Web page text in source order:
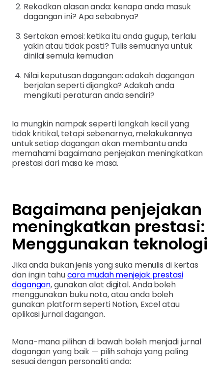
Rekodkan alasan anda: kenapa anda masuk
dagangan ini? Apa sebabnya?
Sertakan emosi: ketika itu anda gugup, terlalu
yakin atau tidak pasti? Tulis semuanya untuk
dinilai semula kemudian
Nilai keputusan dagangan: adakah dagangan
berjalan seperti dijangka? Adakah anda
mengikuti peraturan anda sendiri?
Ia mungkin nampak seperti langkah kecil yang
tidak kritikal, tetapi sebenarnya, melakukannya
untuk setiap dagangan akan membantu anda
memahami bagaimana penjejakan meningkatkan
prestasi dari masa ke masa.
Bagaimana penjejakan
meningkatkan prestasi:
Menggunakan teknologi
Jika anda bukan jenis yang suka menulis di kertas
dan ingin tahucara mudah menjejak prestasi
dagangan, gunakan alat digital. Anda boleh
menggunakan buku nota, atau anda boleh
gunakan platform seperti Notion, Excel atau
aplikasi jurnal dagangan.
Mana-mana pilihan di bawah boleh menjadi jurnal
dagangan yang baik — pilih sahaja yang paling
sesuai dengan personaliti anda: